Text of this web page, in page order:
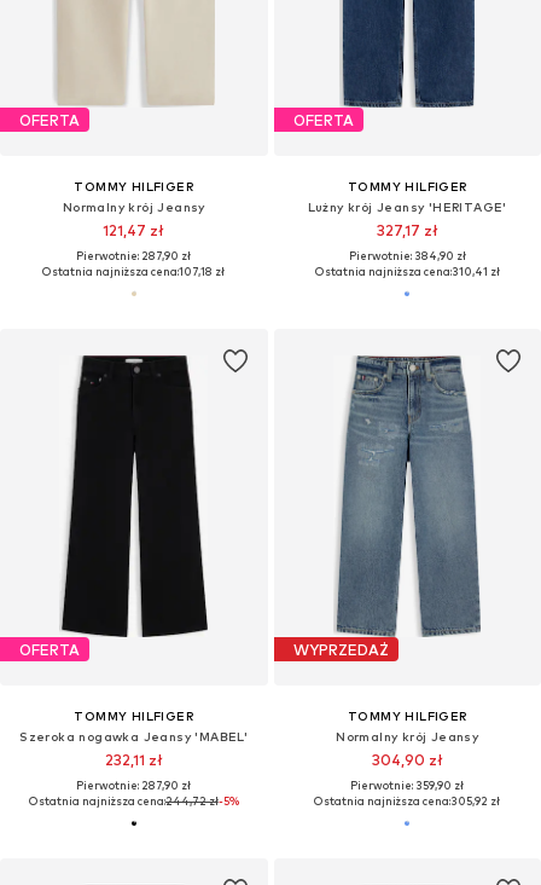
OFERTA
TOMMY HILFIGER
Normalny krój Jeansy
121,47 zł
Pierwotnie: 287,90 zł
Ostatnia najniższa cena:107,18 zł
OFERTA
TOMMY HILFIGER
Lużny krój Jeansy 'HERITAGE'
327,17 zł
Pierwotnie: 384,90 zł
Ostatnia najniższa cena:310,41 zł
OFERTA
TOMMY HILFIGER
Szeroka nogawka Jeansy 'MABEL'
232,11 zł
Pierwotnie: 287,90 zł
Ostatnia najniższa cena:244,72 zł-5%
WYPRZEDAŻ
TOMMY HILFIGER
Normalny krój Jeansy
304,90 zł
Pierwotnie: 359,90 zł
Ostatnia najniższa cena:305,92 zł